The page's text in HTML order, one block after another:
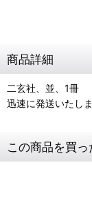
商品詳細
二玄社、並、1冊
迅速に発送いたしま
この商品を買